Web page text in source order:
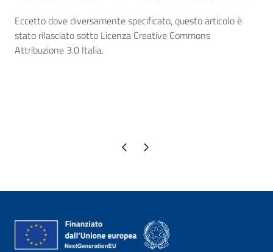
Eccetto dove diversamente specificato, questo articolo è
stato rilasciato sotto Licenza Creative Commons
Attribuzione 3.0 Italia.
Pagina precedente
Pagina successiva